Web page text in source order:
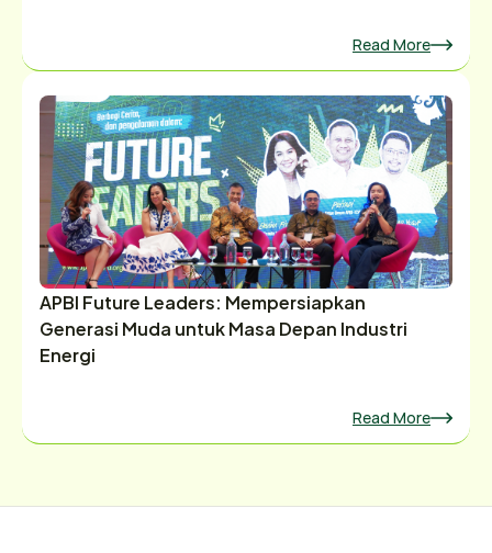
Read More
APBI Future Leaders: Mempersiapkan
Generasi Muda untuk Masa Depan Industri
Energi
Read More